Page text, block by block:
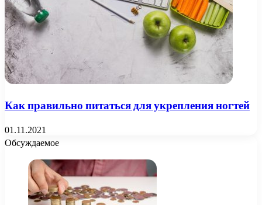
Как правильно питаться для укрепления ногтей
01.11.2021
Обсуждаемое